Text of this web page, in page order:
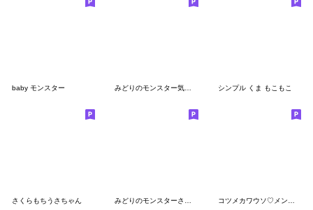
baby モンスター シンプル くま もこもこ
さくらもちうさちゃん みどりのモンスターさくらんぼ コツメカワウソ♡メンヘラ＆ヤンデレ